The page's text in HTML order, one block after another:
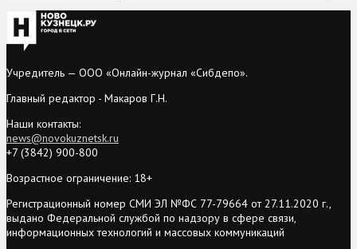
Учредитель — ООО «Онлайн-журнал «Сибдепо».
Главный редактор - Макаров Г.Н.
Наши контакты:
news@novokuznetsk.ru
+7 (3842) 900-800
Возрастное ограничение: 18+
Регистрационный номер СМИ ЭЛ №ФС 77-79664 от 27.11.2020 г.,
выдано Федеральной службой по надзору в сфере связи,
информационных технологий и массовых коммуникаций